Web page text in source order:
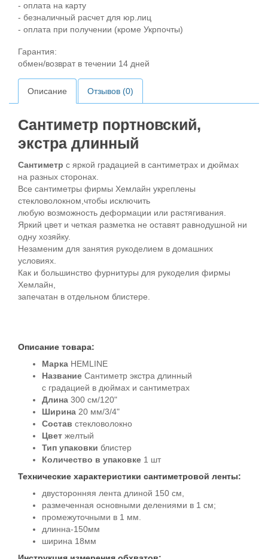
- оплата на карту
- безналичный расчет для юр.лиц
- оплата при получении (кроме Укрпочты)
Гарантия:
обмен/возврат в течении 14 дней
Описание Отзывов (0)
Сантиметр портновский,
экстра длинный
Сантиметр с яркой градацией в сантиметрах и дюймах
на разных сторонах.
Все сантиметры фирмы Хемлайн укреплены
стекловолокном,чтобы исключить
любую возможность деформации или растягивания.
Яркий цвет и четкая разметка не оставят равнодушной ни
одну хозяйку.
Незаменим для занятия рукоделием в домашних
условиях.
Как и большинство фурнитуры для рукоделия фирмы
Хемлайн,
запечатан в отдельном блистере.
Описание товара:
Марка HEMLINE
Название Сантиметр экстра длинный
с градацией в дюймах и сантиметрах
Длина 300 см/120"
Ширина 20 мм/3/4"
Состав стекловолокно
Цвет желтый
Тип упаковки блистер
Количество в упаковке 1 шт
Технические характеристики сантиметровой ленты:
двусторонняя лента длиной 150 см,
размеченная основными делениями в 1 см;
промежуточными в 1 мм.
длинна-150мм
ширина 18мм